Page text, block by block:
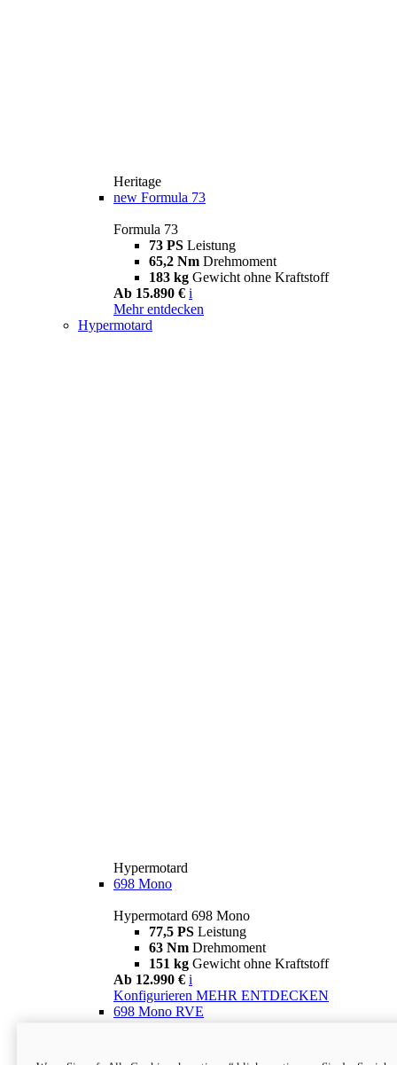
Heritage
new Formula 73
Formula 73
73 PS Leistung
65,2 Nm Drehmoment
183 kg Gewicht ohne Kraftstoff
Ab 15.890 € i
Mehr entdecken
Hypermotard
Hypermotard
698 Mono
Hypermotard 698 Mono
77,5 PS Leistung
63 Nm Drehmoment
151 kg Gewicht ohne Kraftstoff
Ab 12.990 € i
Konfigurieren MEHR ENTDECKEN
698 Mono RVE
77,5 PS
Leistung